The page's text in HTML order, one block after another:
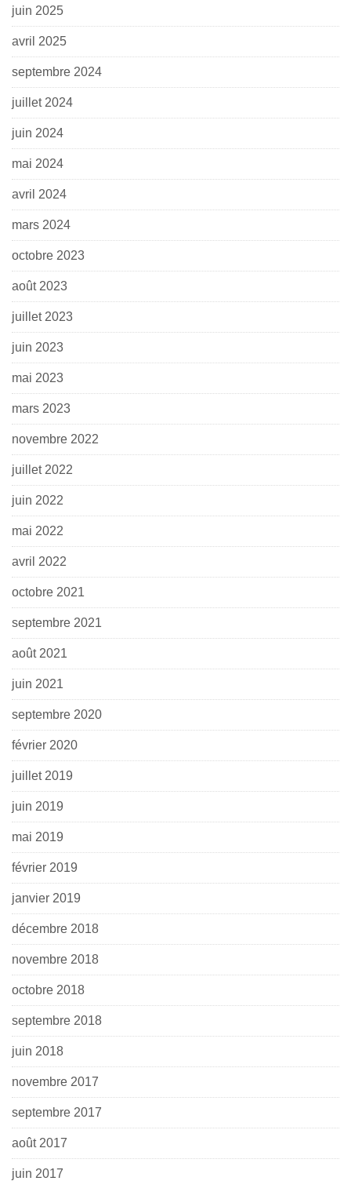
juin 2025
avril 2025
septembre 2024
juillet 2024
juin 2024
mai 2024
avril 2024
mars 2024
octobre 2023
août 2023
juillet 2023
juin 2023
mai 2023
mars 2023
novembre 2022
juillet 2022
juin 2022
mai 2022
avril 2022
octobre 2021
septembre 2021
août 2021
juin 2021
septembre 2020
février 2020
juillet 2019
juin 2019
mai 2019
février 2019
janvier 2019
décembre 2018
novembre 2018
octobre 2018
septembre 2018
juin 2018
novembre 2017
septembre 2017
août 2017
juin 2017